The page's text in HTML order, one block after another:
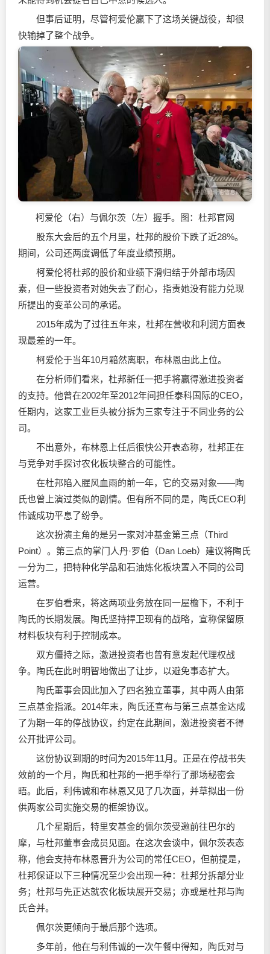
但事后证明，尽管柯爱伦赢下了这场关键战役，却很
快输掉了整个战争。
柯爱伦（右）与佩尔茨（左）握手。图：杜邦官网
股东大会后的五个月里，杜邦的股价下跌了近28%。
期间，公司还两度调低了年度业绩预期。
柯爱伦将杜邦的股价和业绩下滑归结于外部市场因
素，但一些投资者对她失去了耐心，指责她没有能力兑现
所提出的变革公司的承诺。
2015年成为了过往五年来，杜邦在营收和利润方面表
现最差的一年。
柯爱伦于当年10月黯然离职，布林恩由此上位。
在分析师们看来，杜邦新任一把手将赢得激进投资者
的支持。他曾在2002年至2012年间担任泰科国际的CEO，
任期内，这家工业巨头被分拆为三家专注于不同业务的公
司。
不出意外，布林恩上任后很快公开表态称，杜邦正在
与竞争对手探讨农化板块整合的可能性。
在杜邦陷入腥风血雨的前一年，它的交易对象——陶
氏也曾上演过类似的剧情。但有所不同的是，陶氏CEO利
伟诚成功平息了纷争。
这次扮演主角的是另一家对冲基金第三点（Third
Point）。第三点的掌门人丹·罗伯（Dan Loeb）建议将陶氏
一分为二，把特种化学品和石油炼化板块置入不同的公司
运营。
在罗伯看来，将这两项业务放在同一屋檐下，不利于
陶氏的长期发展。陶氏坚持捍卫现有的战略，宣称保留原
材料板块有利于控制成本。
双方僵持之际，激进投资者也曾有意发起代理权战
争。陶氏在此时明智地做出了让步，以避免事态扩大。
陶氏董事会因此加入了四名独立董事，其中两人由第
三点基金指派。2014年末，陶氏还宣布与第三点基金达成
了为期一年的停战协议，约定在此期间，激进投资者不得
公开批评公司。
这份协议到期的时间为2015年11月。正是在停战书失
效前的一个月，陶氏和杜邦的一把手举行了那场秘密会
晤。此后，利伟诚和布林恩又见了几次面，并草拟出一份
供两家公司实施交易的框架协议。
几个星期后，特里安基金的佩尔茨受邀前往巴尔的
摩，与杜邦董事会成员见面。在这次会谈中，佩尔茨表态
称，他会支持布林恩晋升为公司的常任CEO，但前提是，
杜邦保证以下三种情况至少会出现一种：杜邦分拆部分业
务；杜邦与先正达就农化板块展开交易；亦或是杜邦与陶
氏合并。
佩尔茨更倾向于最后那个选项。
多年前，他在与利伟诚的一次午餐中得知，陶氏对与